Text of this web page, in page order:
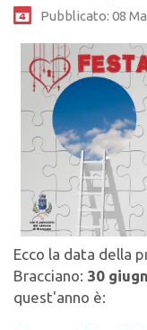
Pubblicato: 08
Ecco la data della
Bracciano: 30
quest'anno è: